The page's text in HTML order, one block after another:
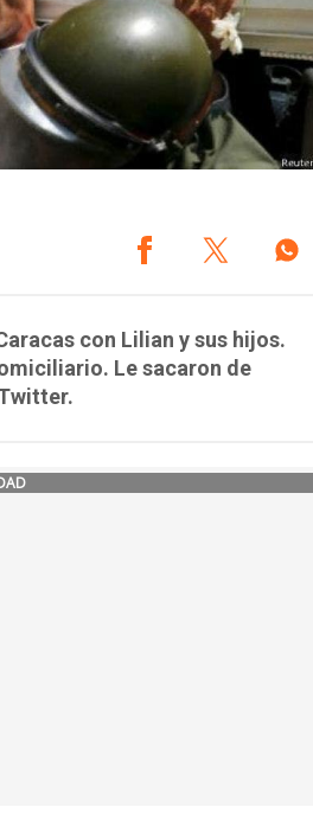
con Lilian y sus hijos.
Le sacaron de